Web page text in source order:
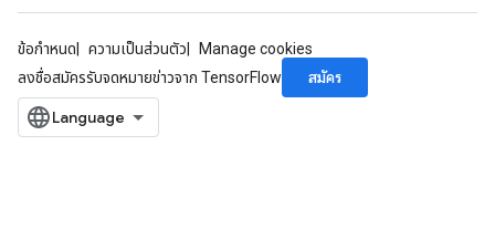
ข้อกำหนด ความเป็นส่วนตัว
Manage cookies
ลงชื่อสมัครรับจดหมายข่าวจาก TensorFlow
สมัคร